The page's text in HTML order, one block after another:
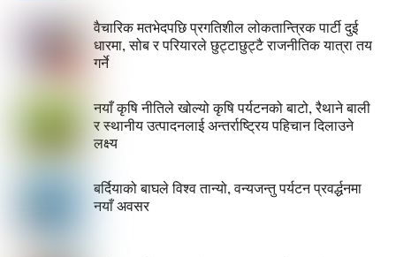
वैचारिक मतभेदपछि प्रगतिशील लोकतान्त्रिक पार्टी दुई
धारमा, सोब र परियारले छुट्टाछुट्टै राजनीतिक यात्रा तय
गर्ने
नयाँ कृषि नीतिले खोल्यो कृषि पर्यटनको बाटो, रैथाने बाली
र स्थानीय उत्पादनलाई अन्तर्राष्ट्रिय पहिचान दिलाउने
लक्ष्य
बर्दियाको बाघले विश्व तान्यो, वन्यजन्तु पर्यटन प्रवर्द्धनमा
नयाँ अवसर